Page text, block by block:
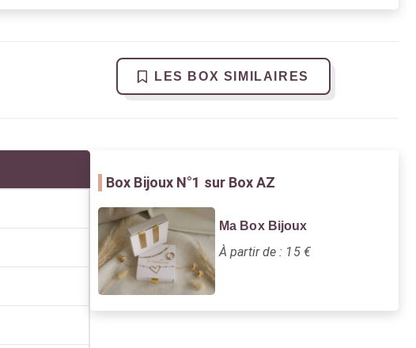
LES BOX SIMILAIRES
Box Bijoux N°1 sur Box AZ
Ma Box Bijoux
À partir de : 15 €